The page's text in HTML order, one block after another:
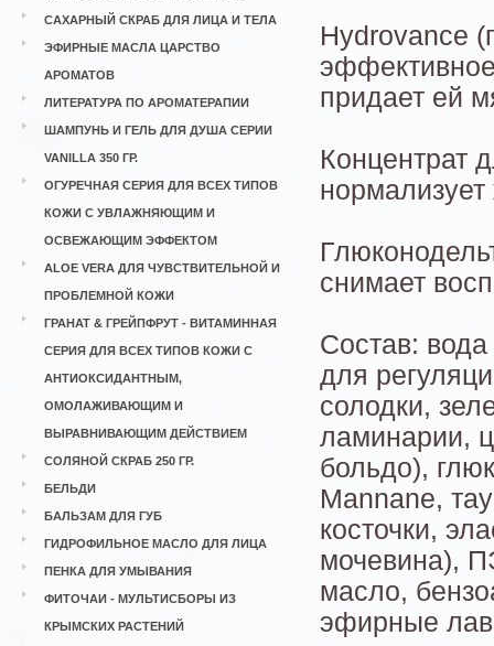
САХАРНЫЙ СКРАБ ДЛЯ ЛИЦА И ТЕЛА
ЭФИРНЫЕ МАСЛА ЦАРСТВО
АРОМАТОВ
ЛИТЕРАТУРА ПО АРОМАТЕРАПИИ
ШАМПУНЬ И ГЕЛЬ ДЛЯ ДУША СЕРИИ
VANILLA 350 ГР.
ОГУРЕЧНАЯ СЕРИЯ ДЛЯ ВСЕХ ТИПОВ
КОЖИ С УВЛАЖНЯЮЩИМ И
ОСВЕЖАЮЩИМ ЭФФЕКТОМ
ALOE VERA ДЛЯ ЧУВСТВИТЕЛЬНОЙ И
ПРОБЛЕМНОЙ КОЖИ
ГРАНАТ & ГРЕЙПФРУТ - ВИТАМИННАЯ
СЕРИЯ ДЛЯ ВСЕХ ТИПОВ КОЖИ С
АНТИОКСИДАНТНЫМ,
ОМОЛАЖИВАЮЩИМ И
ВЫРАВНИВАЮЩИМ ДЕЙСТВИЕМ
СОЛЯНОЙ СКРАБ 250 ГР.
БЕЛЬДИ
БАЛЬЗАМ ДЛЯ ГУБ
ГИДРОФИЛЬНОЕ МАСЛО ДЛЯ ЛИЦА
ПЕНКА ДЛЯ УМЫВАНИЯ
ФИТОЧАИ - МУЛЬТИСБОРЫ ИЗ
КРЫМСКИХ РАСТЕНИЙ
Hydrovance
придает ей
Концентрат
нормализует
снимает
Состав: вода
для
солодки,
ламинарии,
больдо),
Mannane,
косточки,
мочевина),
масло,
эфирные